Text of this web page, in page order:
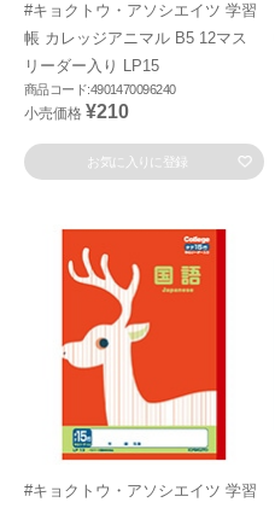
#キョクトウ・アソシエイツ 学習
帳 カレッジアニマル B5 12マス
リーダー入り LP15
商品コード:4901470096240
小売価格 ¥210
お気に入りに登録
#キョクトウ・アソシエイツ 学習